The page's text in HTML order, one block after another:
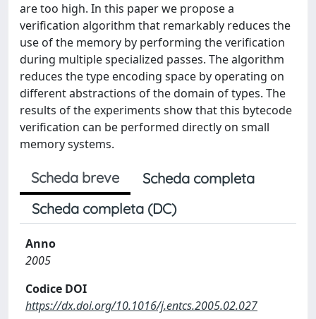
are too high. In this paper we propose a
verification algorithm that remarkably reduces the
use of the memory by performing the verification
during multiple specialized passes. The algorithm
reduces the type encoding space by operating on
different abstractions of the domain of types. The
results of the experiments show that this bytecode
verification can be performed directly on small
memory systems.
Scheda breve
Scheda completa
Scheda completa (DC)
Anno
2005
Codice DOI
https://dx.doi.org/10.1016/j.entcs.2005.02.027